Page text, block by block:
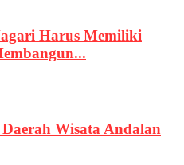
Harus Memiliki
Wisata Andalan